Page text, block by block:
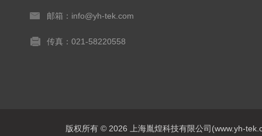
邮箱：info@yh-tek.com
传真：021-58220558
版权所有 © 2026 上海胤煌科技有限公司(www.yh-